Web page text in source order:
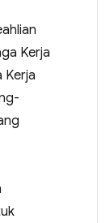
Kerja
Kerja